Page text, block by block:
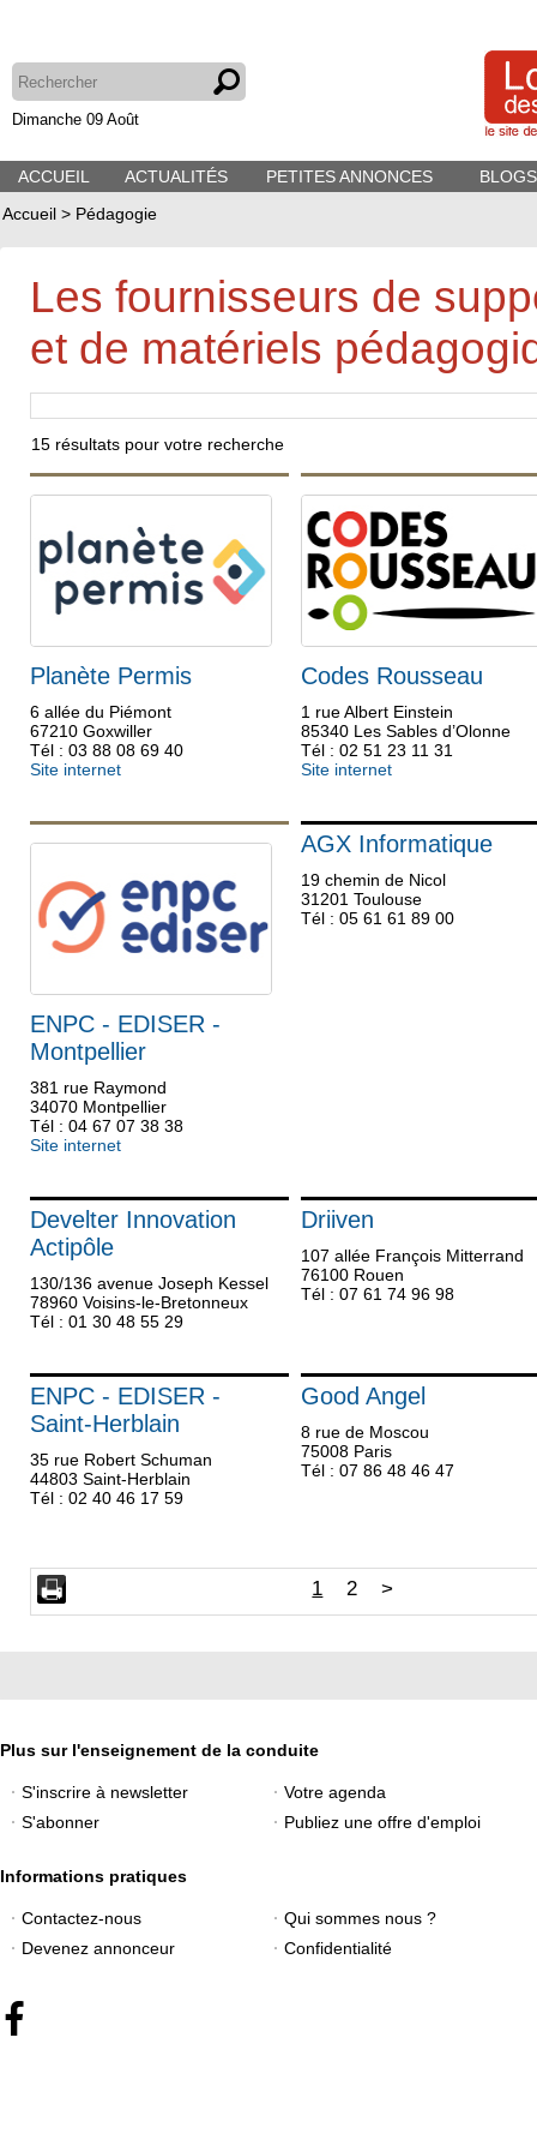
Dimanche 09 Août
ACCUEIL ACTUALITÉS PETITES ANNONCES
Accueil > Pédagogie
Les fournisseurs de
et de matériels
15 résultats pour votre recherche
Planète Permis
6 allée du Piémont
67210 Goxwiller
Tél : 03 88 08 69 40
Site internet
Codes Rousseau
1 rue Albert Einstein
85340 Les Sables d’Olonne
Tél : 02 51 23 11 31
Site internet
ENPC - EDISER -
Montpellier
381 rue Raymond
34070 Montpellier
Tél : 04 67 07 38 38
Site internet
AGX Informatique
19 chemin de Nicol
31201 Toulouse
Tél : 05 61 61 89 00
Develter Innovation
Actipôle
130/136 avenue Joseph Kessel
78960 Voisins-le-Bretonneux
Tél : 01 30 48 55 29
Driiven
107 allée François Mitterrand
76100 Rouen
Tél : 07 61 74 96 98
ENPC - EDISER -
Saint-Herblain
35 rue Robert Schuman
44803 Saint-Herblain
Tél : 02 40 46 17 59
Good Angel
8 rue de Moscou
75008 Paris
Tél : 07 86 48 46 47
1 2 >
Plus sur l'enseignement de la conduite
S'inscrire à newsletter
Votre agenda
S'abonner
Publiez une offre d'emploi
Informations pratiques
Contactez-nous
Qui sommes nous ?
Devenez annonceur
Confidentialité